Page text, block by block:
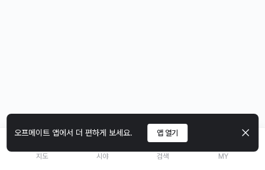
오프메이트 앱에서 더 편하게 보세요. 앱 열기
지도 시야 검색 MY